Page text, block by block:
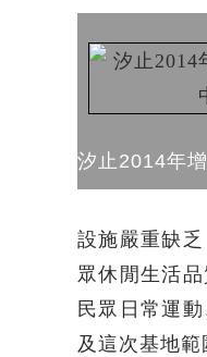
汐止2014年
設施嚴重缺
眾休閒生活
民眾日常運
及這次基地範